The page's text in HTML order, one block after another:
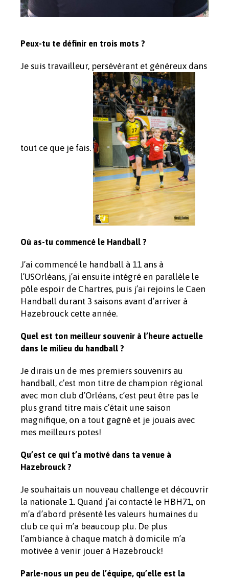
Peux-tu te définir en trois mots ?
Je suis travailleur, persévérant et généreux dans
tout ce que je fais.
Où as-tu commencé le Handball ?
J’ai commencé le handball à 11 ans à
l’USOrléans, j’ai ensuite intégré en parallèle le
pôle espoir de Chartres, puis j’ai rejoins le Caen
Handball durant 3 saisons avant d’arriver à
Hazebrouck cette année.
Quel est ton meilleur souvenir à l’heure actuelle
dans le milieu du handball ?
Je dirais un de mes premiers souvenirs au
handball, c’est mon titre de champion régional
avec mon club d’Orléans, c’est peut être pas le
plus grand titre mais c’était une saison
magnifique, on a tout gagné et je jouais avec
mes meilleurs potes!
Qu’est ce qui t’a motivé dans ta venue à
Hazebrouck ?
Je souhaitais un nouveau challenge et découvrir
la nationale 1. Quand j’ai contacté le HBH71, on
m’a d’abord présenté les valeurs humaines du
club ce qui m’a beaucoup plu. De plus
l’ambiance à chaque match à domicile m’a
motivée à venir jouer à Hazebrouck!
Parle-nous un peu de l’équipe, qu’elle est la